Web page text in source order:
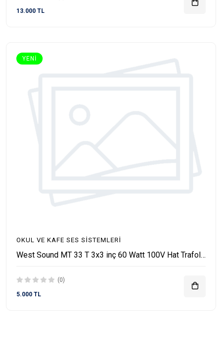
13.000 TL
YENI
OKUL VE KAFE SES SISTEMLERI
West Sound MT 33 T 3x3 inç 60 Watt 100V Hat Trafolu Pasif Duvar Hoparlörü
(0)
5.000 TL